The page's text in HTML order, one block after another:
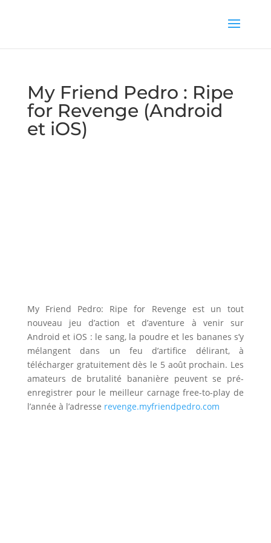
My Friend Pedro : Ripe
for Revenge (Android
et iOS)
My Friend Pedro: Ripe for Revenge est un tout
nouveau jeu d’action et d’aventure à venir sur
Android et iOS : le sang, la poudre et les bananes s’y
mélangent dans un feu d’artifice délirant, à
télécharger gratuitement dès le 5 août prochain. Les
amateurs de brutalité bananière peuvent se pré-
enregistrer pour le meilleur carnage free-to-play de
l’année à l’adresse revenge.myfriendpedro.com